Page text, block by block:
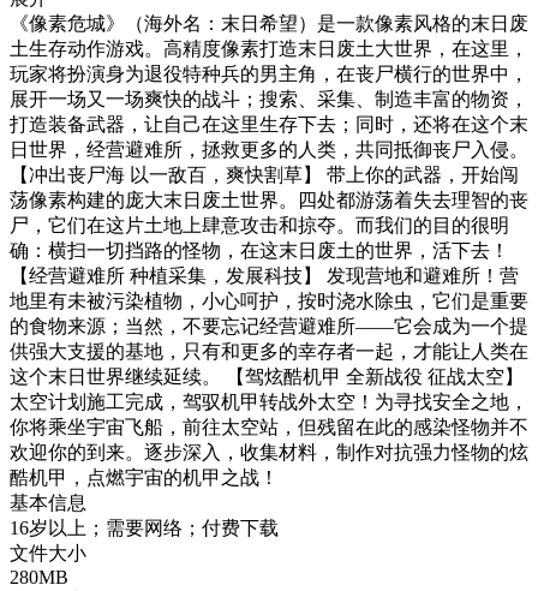
《像素危城》（海外名：末日希望）是一款像素风格的末日废
土生存动作游戏。高精度像素打造末日废土大世界，在这里，
玩家将扮演身为退役特种兵的男主角，在丧尸横行的世界中，
展开一场又一场爽快的战斗；搜索、采集、制造丰富的物资，
打造装备武器，让自己在这里生存下去；同时，还将在这个末
日世界，经营避难所，拯救更多的人类，共同抵御丧尸入侵。
【冲出丧尸海 以一敌百，爽快割草】 带上你的武器，开始闯
荡像素构建的庞大末日废土世界。四处都游荡着失去理智的丧
尸，它们在这片土地上肆意攻击和掠夺。而我们的目的很明
确：横扫一切挡路的怪物，在这末日废土的世界，活下去！
【经营避难所 种植采集，发展科技】 发现营地和避难所！营
地里有未被污染植物，小心呵护，按时浇水除虫，它们是重要
的食物来源；当然，不要忘记经营避难所——它会成为一个提
供强大支援的基地，只有和更多的幸存者一起，才能让人类在
这个末日世界继续延续。 【驾炫酷机甲 全新战役 征战太空】
太空计划施工完成，驾驭机甲转战外太空！为寻找安全之地，
你将乘坐宇宙飞船，前往太空站，但残留在此的感染怪物并不
欢迎你的到来。逐步深入，收集材料，制作对抗强力怪物的炫
酷机甲，点燃宇宙的机甲之战！
基本信息
16岁以上；需要网络；付费下载
文件大小
280MB